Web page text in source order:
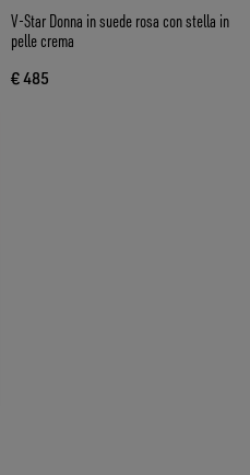
V-Star Donna in suede rosa con stella in
pelle crema
€ 485